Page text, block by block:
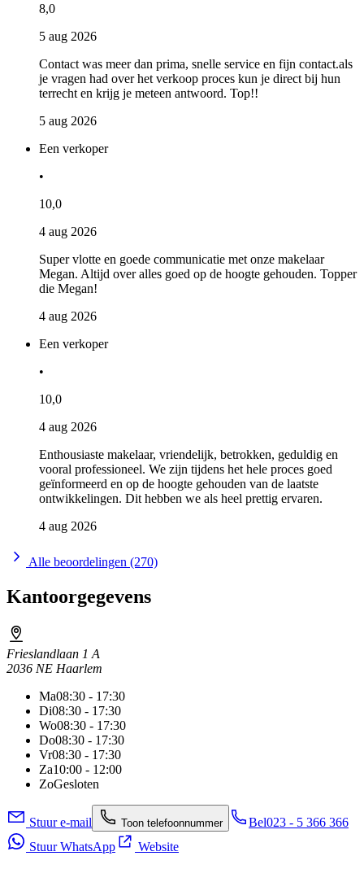
8,0
5 aug 2026
Contact was meer dan prima, snelle service en fijn contact.als
je vragen had over het verkoop proces kun je direct bij hun
terrecht en krijg je meteen antwoord. Top!!
5 aug 2026
Een verkoper
•
10,0
4 aug 2026
Super vlotte en goede communicatie met onze makelaar
Megan. Altijd over alles goed op de hoogte gehouden. Topper
die Megan!
4 aug 2026
Een verkoper
•
10,0
4 aug 2026
Enthousiaste makelaar, vriendelijk, betrokken, geduldig en
vooral professioneel. We zijn tijdens het hele proces goed
geïnformeerd en op de hoogte gehouden van de laatste
ontwikkelingen. Dit hebben we als heel prettig ervaren.
4 aug 2026
Alle beoordelingen (270)
Kantoorgegevens
Frieslandlaan 1 A
2036 NE Haarlem
Ma08:30 - 17:30
Di08:30 - 17:30
Wo08:30 - 17:30
Do08:30 - 17:30
Vr08:30 - 17:30
Za10:00 - 12:00
ZoGesloten
Stuur e-mail Toon telefoonnummer Bel023 - 5 366 366
Stuur WhatsApp
Website